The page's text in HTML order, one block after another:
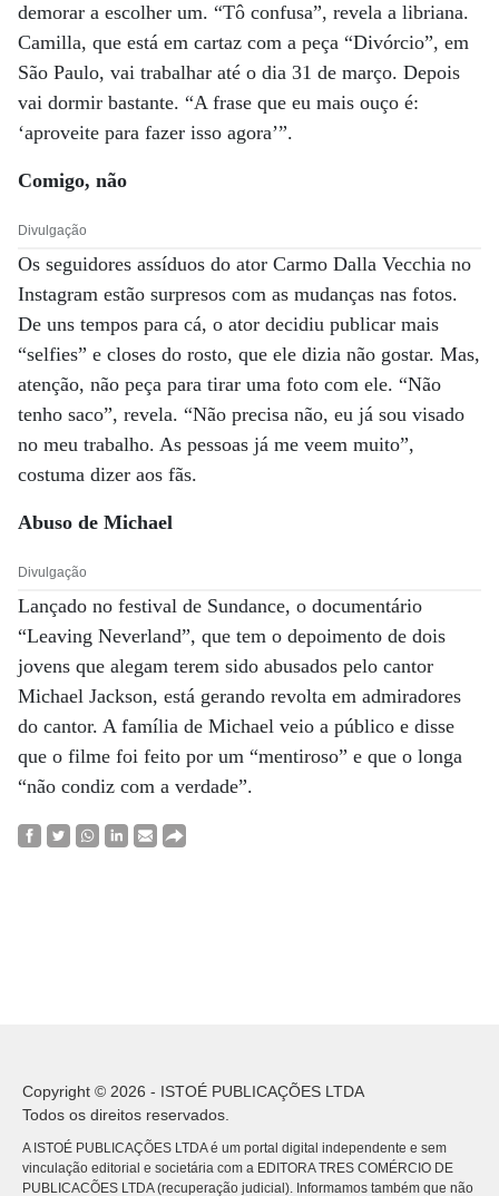
demorar a escolher um. “Tô confusa”, revela a libriana.
Camilla, que está em cartaz com a peça “Divórcio”, em
São Paulo, vai trabalhar até o dia 31 de março. Depois
vai dormir bastante. “A frase que eu mais ouço é:
‘aproveite para fazer isso agora’”.
Comigo, não
Divulgação
Os seguidores assíduos do ator Carmo Dalla Vecchia no
Instagram estão surpresos com as mudanças nas fotos.
De uns tempos para cá, o ator decidiu publicar mais
“selfies” e closes do rosto, que ele dizia não gostar. Mas,
atenção, não peça para tirar uma foto com ele. “Não
tenho saco”, revela. “Não precisa não, eu já sou visado
no meu trabalho. As pessoas já me veem muito”,
costuma dizer aos fãs.
Abuso de Michael
Divulgação
Lançado no festival de Sundance, o documentário
“Leaving Neverland”, que tem o depoimento de dois
jovens que alegam terem sido abusados pelo cantor
Michael Jackson, está gerando revolta em admiradores
do cantor. A família de Michael veio a público e disse
que o filme foi feito por um “mentiroso” e que o longa
“não condiz com a verdade”.
Copyright © 2026 - ISTOÉ PUBLICAÇÕES LTDA
Todos os direitos reservados.
A ISTOÉ PUBLICAÇÕES LTDA é um portal digital independente e sem
vinculação editorial e societária com a EDITORA TRES COMÉRCIO DE
PUBLICACÕES LTDA (recuperação judicial). Informamos também que não